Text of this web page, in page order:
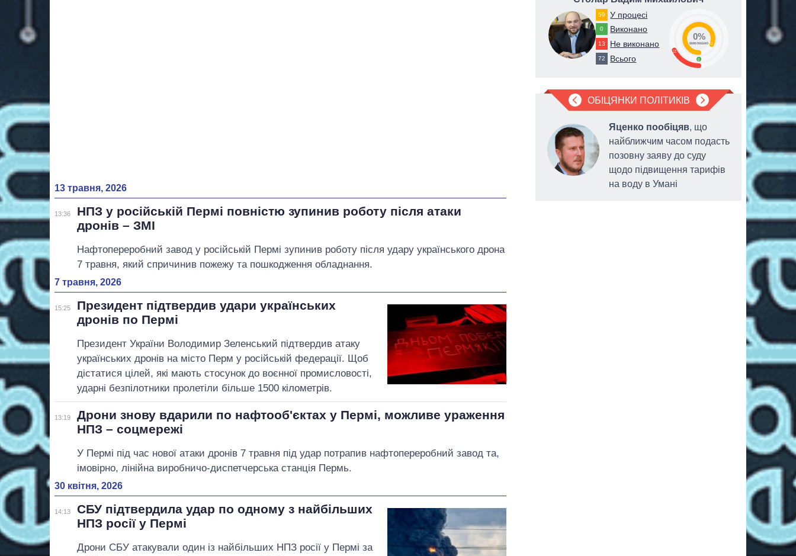
13 травня, 2026
13:36
НПЗ у російській Пермі повністю зупинив роботу після атаки
дронів – ЗМІ
Нафтопереробний завод у російській Пермі зупинив роботу після удару українського дрона
7 травня, який спричинив пожежу та пошкодження обладнання.
7 травня, 2026
15:25
Президент підтвердив удари українських
дронів по Пермі
Президент України Володимир Зеленський підтвердив атаку
українських дронів на місто Перм у російській федерації. Щоб
дістатися цілей, які мають стосунок до воєнної промисловості,
ударні безпілотники пролетіли більше 1500 кілометрів.
13:19
Дрони знову вдарили по нафтооб'єктах у Пермі, можливе ураження
НПЗ – соцмережі
У Пермі під час нової атаки дронів 7 травня під удар потрапив нафтопереробний завод та,
імовірно, лінійна виробничо-диспетчерська станція Пермь.
30 квітня, 2026
14:13
СБУ підтвердила удар по одному з найбільших
НПЗ росії у Пермі
Дрони СБУ атакували один із найбільших НПЗ росії у Пермі за
59 У процесі
0 Виконано
13 Не виконано
72 Всього
18
0
82
0%
виконано
ОБІЦЯНКИ ПОЛІТИКІВ
виділених на створення бренду Умані
Яценко пообіцяв, що
найближчим часом подасть
позовну заяву до суду
щодо підвищення тарифів
на воду в Умані